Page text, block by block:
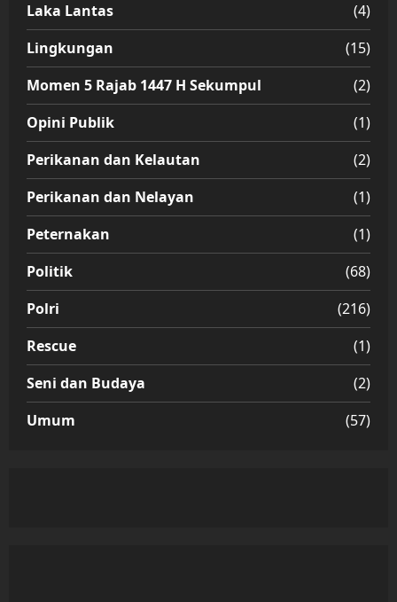
Laka Lantas
(4)
Lingkungan
(15)
Momen 5 Rajab 1447 H Sekumpul
(2)
Opini Publik
(1)
Perikanan dan Kelautan
(2)
Perikanan dan Nelayan
(1)
Peternakan
(1)
Politik
(68)
Polri
(216)
Rescue
(1)
Seni dan Budaya
(2)
Umum
(57)